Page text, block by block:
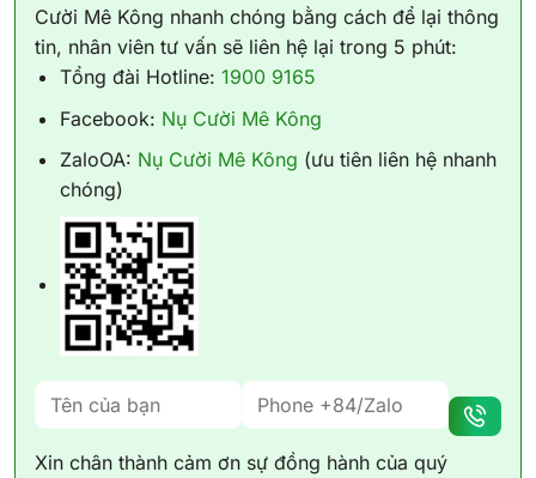
Cười Mê Kông nhanh chóng bằng cách để lại thông
tin, nhân viên tư vấn sẽ liên hệ lại trong 5 phút:
Tổng đài Hotline: 1900 9165
Facebook: Nụ Cười Mê Kông
ZaloOA: Nụ Cười Mê Kông (ưu tiên liên hệ nhanh
chóng)
Xin chân thành cảm ơn sự đồng hành của quý